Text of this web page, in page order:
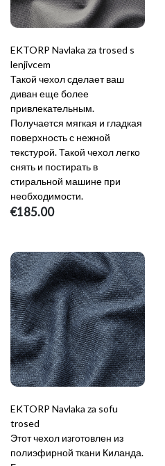
EKTORP Navlaka za trosed s
lenjivcem
Такой чехол сделает ваш
диван еще более
привлекательным.
Получается мягкая и гладкая
поверхность с нежной
текстурой. Такой чехол легко
снять и постирать в
стиральной машине при
необходимости.
€185.00
EKTORP Navlaka za sofu
trosed
Этот чехол изготовлен из
полиэфирной ткани Киланда.